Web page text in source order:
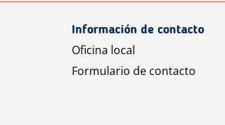
Información de contacto
Oficina local
Formulario de contacto